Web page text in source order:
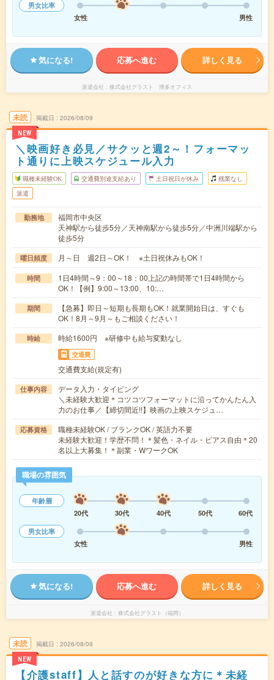
男女比率
女性
男性
気になる! 応募へ進む 詳しく見る
派遣会社 株式会社グラスト 博多オフィス
未読
NEW
掲載日 2026/08/09
＼映画好き必見／サクッと週2～！フォーマッ
ト通りに上映スケジュール入力
職種未経験OK 交通費別途支給あり 土日祝日が休み 残業なし
派遣
勤務地
福岡市中央区
天神駅から徒歩5分／天神南駅から徒歩5分／中洲川端駅から
徒歩5分
曜日頻度 月～日 週2日～OK！ ※土日祝休みもOK！
時間
1日4時間～9：00～18：00上記の時間帯で1日4時間から
OK！【例】9:00～13:00、10:…
期間
【急募】即日～短期も長期もOK！就業開始日は、すぐも
OK！8月～9月～もご相談ください！
時給 時給1600円 ※研修中も給与変動なし
交通費
交通費支給(規定有)
仕事内容
データ入力・タイピング
＼未経験大歓迎＊コツコツフォーマットに沿ってかんたん入
力のお仕事／【締切間近!!】映画の上映スケジュ…
応募資格
職種未経験OK / ブランクOK / 英語力不要
未経験大歓迎！学歴不問！＊髪色・ネイル・ピアス自由＊20
名以上大募集！＊副業・WワークOK
職場の雰囲気
年齢層
20代
30代 40代 50代
60代
男女比率
女性
男性
気になる! 応募へ進む 詳しく見る
派遣会社 株式会社グラスト（福岡）
未読
NEW
掲載日 2026/08/09
【介護staff】人と話すのが好きな方に＊未経